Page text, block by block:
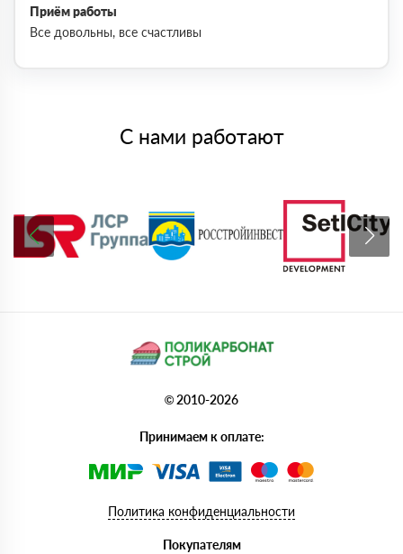
Приём работы
Все довольны, все счастливы
С нами работают
© 2010-2026
Принимаем к оплате:
Политика конфиденциальности
Покупателям